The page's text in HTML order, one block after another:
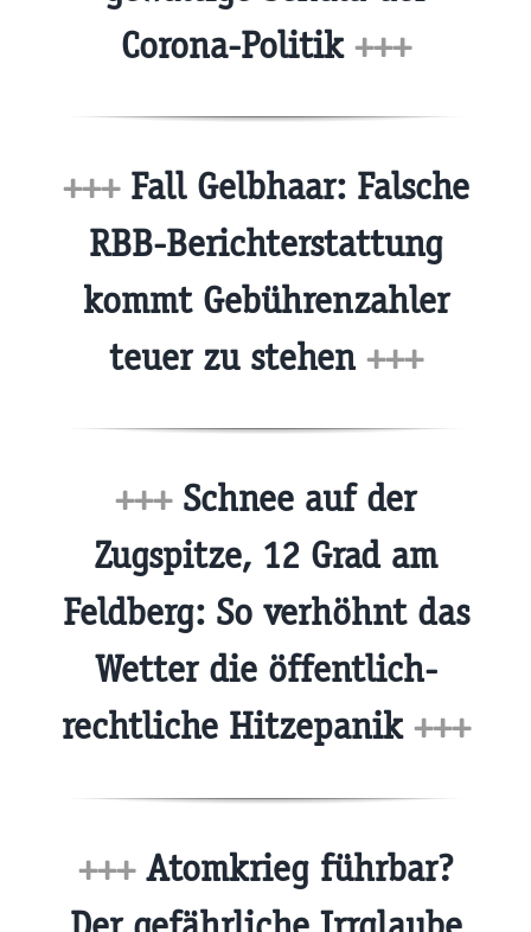
Corona-Politik +++
+++Fall Gelbhaar: Falsche
RBB-Berichterstattung
kommt Gebührenzahler
teuer zu stehen +++
+++Schnee auf der
Zugspitze, 12 Grad am
Feldberg: So verhöhnt das
Wetter die öffentlich-
rechtliche Hitzepanik +++
+++Atomkrieg führbar?